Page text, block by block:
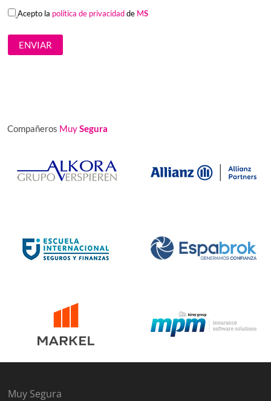
Acepto la política de privacidadde MS
Compañeros MuySegura
Muy Segura